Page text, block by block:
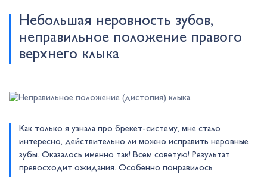
Небольшая неровность зубов,
неправильное положение правого
верхнего клыка
Как только я узнала про брекет-систему, мне стало
интересно, действительно ли можно исправить неровные
зубы. Оказалось именно так! Всем советую! Результат
превосходит ожидания. Особенно понравилось